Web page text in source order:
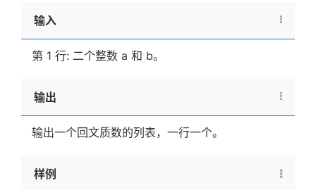
输入
第 1 行: 二个整数 a 和 b。
输出
输出一个回文质数的列表，一行一个。
样例